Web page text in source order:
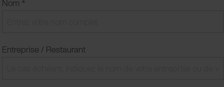
Nom *
Entreprise / Restaurant